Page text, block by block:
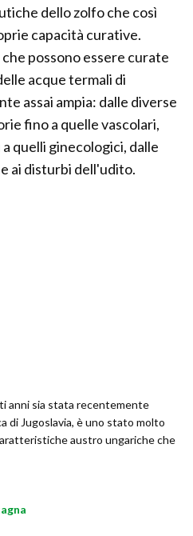
dello zolfo che così
capacità curative.
possono essere curate
acque termali di
assai ampia: dalle diverse
fino a quelle vascolari,
quelli ginecologici, dalle
ai disturbi dell'udito.
anni sia stata recentemente
di Jugoslavia, è uno stato molto
austro ungariche che